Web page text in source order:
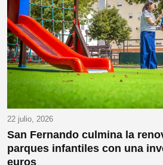
22 julio, 2026
San Fernando culmina la
parques infantiles con una
euros